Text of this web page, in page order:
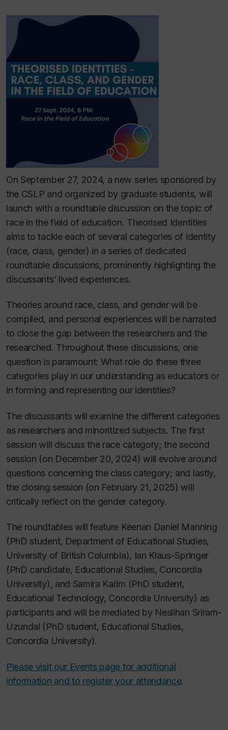
On September 27, 2024, a new series sponsored by
the CSLP and organized by graduate students, will
launch with a roundtable discussion on the topic of
race in the field of education. Theorised Identities
aims to tackle each of several categories of identity
(race, class, gender) in a series of dedicated
roundtable discussions, prominently highlighting the
discussants’ lived experiences.
Theories around race, class, and gender will be
compiled, and personal experiences will be narrated
to close the gap between the researchers and the
researched. Throughout these discussions, one
question is paramount: What role do these three
categories play in our understanding as educators or
in forming and representing our identities?
The discussants will examine the different categories
as researchers and minoritized subjects. The first
session will discuss the race category; the second
session (on December 20, 2024) will evolve around
questions concerning the class category; and lastly,
the closing session (on February 21, 2025) will
critically reflect on the gender category.
The roundtables will feature Keenan Daniel Manning
(PhD student, Department of Educational Studies,
University of British Columbia), Ian Klaus-Springer
(PhD candidate, Educational Studies, Concordia
University), and Samira Karim (PhD student,
Educational Technology, Concordia University) as
participants and will be mediated by Neslihan Sriram-
Uzundal (PhD student, Educational Studies,
Concordia University).
Please visit our Events page for additional
information and to register your attendance.